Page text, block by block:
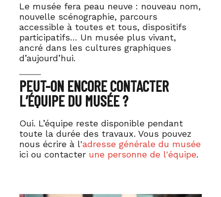
Le musée fera peau neuve : nouveau nom,
nouvelle scénographie, parcours
accessible à toutes et tous, dispositifs
participatifs… Un musée plus vivant,
ancré dans les cultures graphiques
d’aujourd’hui.
PEUT-ON ENCORE CONTACTER
L’ÉQUIPE DU MUSÉE ?
Oui. L’équipe reste disponible pendant
toute la durée des travaux. Vous pouvez
nous écrire à l'adresse générale du musée
ici ou contacter une personne de l'équipe.